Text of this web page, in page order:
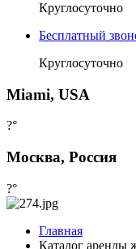
Круглосуточно
Бесплатный
Круглосуточно
Miami, USA
?°
Москва, Россия
?°
Главная
Каталог аренды